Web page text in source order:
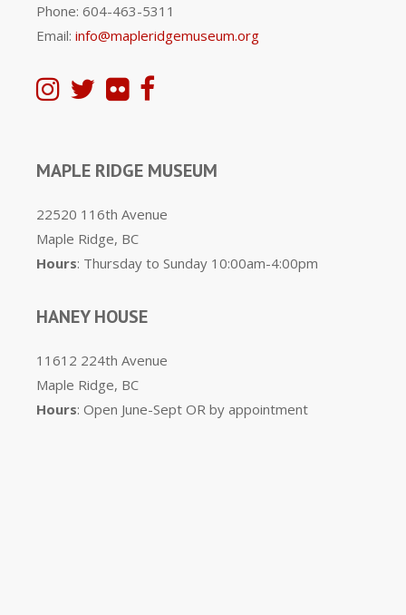
Phone: 604-463-5311
Email: info@mapleridgemuseum.org
MAPLE RIDGE MUSEUM
22520 116th Avenue
Maple Ridge, BC
Hours: Thursday to Sunday 10:00am-4:00pm
HANEY HOUSE
11612 224th Avenue
Maple Ridge, BC
Hours: Open June-Sept OR by appointment